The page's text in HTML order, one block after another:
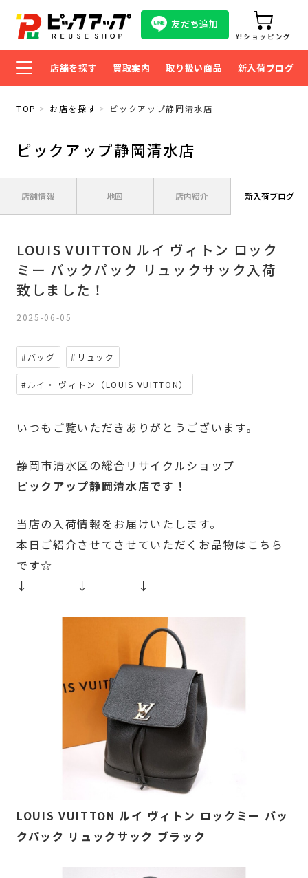
友だち追加
Y!ショッピング
店舗を探す 買取案内 取り扱い商品 新入荷ブログ
TOP お店を探す ピックアップ静岡清水店
ピックアップ静岡清水店
店舗情報 地図 店内紹介 新入荷ブログ
LOUIS VUITTON ルイ ヴィトン ロック
ミー バックパック リュックサック入荷
致しました！
2025-06-05
#バッグ #リュック
#ルイ・ ヴィトン（LOUIS VUITTON）
いつもご覧いただきありがとうございます。
静岡市清水区の総合リサイクルショップ
ピックアップ静岡清水店です！
当店の入荷情報をお届けいたします。
本日ご紹介させてさせていただくお品物はこちら
です☆
↓ ↓ ↓
LOUIS VUITTON ルイ ヴィトン ロックミー バッ
クパック リュックサック ブラック